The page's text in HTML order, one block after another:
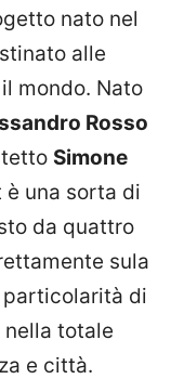
nato nel
alle
mondo. Nato
Rosso
Simone
è una sorta di
da quattro
sula
particolarità di
totale
e città.